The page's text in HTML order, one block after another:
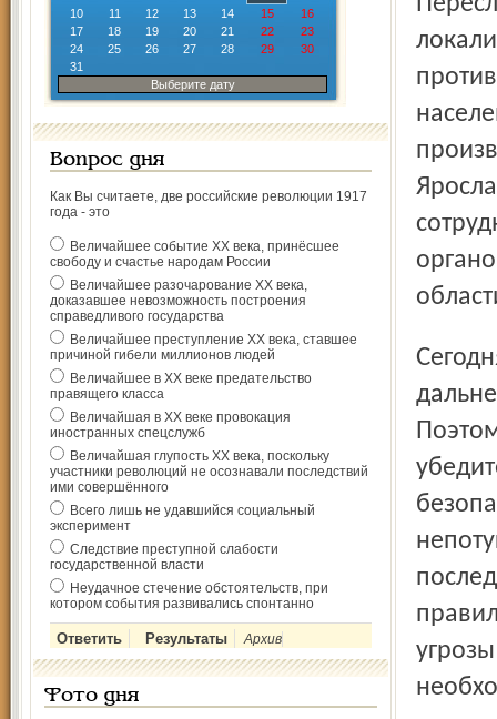
10
11 12 13 14 15
16
17
18 19 20 21 22
23
24
25 26 27 28 29
30
31
Выберите дату
Вопрос дня
Как Вы считаете, две российские революции 1917
года - это
Величайшее событие ХХ века, принёсшее
свободу и счастье народам России
Величайшее разочарование ХХ века,
доказавшее невозможность построения
справедливого государства
Величайшее преступление ХХ века, ставшее
причиной гибели миллионов людей
Величайшее в ХХ веке предательство
правящего класса
Величайшая в ХХ веке провокация
иностранных спецслужб
Величайшая глупость ХХ века, поскольку
участники революций не осознавали последствий
ими совершённого
Всего лишь не удавшийся социальный
эксперимент
Следствие преступной слабости
государственной власти
Неудачное стечение обстоятельств, при
котором события развивались спонтанно
Архив
Фото дня
Сегодня от всех нас, от наших совместных усилий зависит